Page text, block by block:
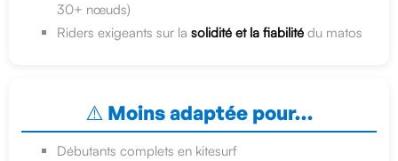
30+ nœuds)
Riders exigeants sur la solidité et la fiabilité du matos
⚠️ Moins adaptée pour…
Débutants complets en kitesurf